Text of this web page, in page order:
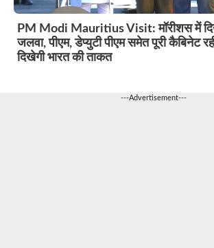
PM Modi Mauritius Visit: मॉरीशस में
जलवा, पीएम, डेप्युटी पीएम समेत पूरी कैबिनेट
दिखेगी भारत की ताकत
---Advertisement---